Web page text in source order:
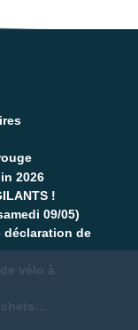
2026
!
09/05)
déclaration de
vélo à